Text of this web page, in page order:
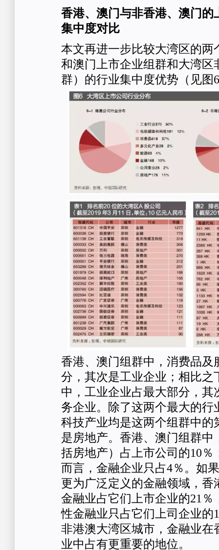
香港、澳门与非香港、澳门的
集中度对比
本文再进一步比较大湾区的两
和澳门上市企业组群和大湾区
群）的行业集中度优势（见图
香港、澳门组群中，消费品及
分，其次是工业企业；相比之
中，工业企业占最大部分，其
务企业。除了这两个最大的行
科技产业均是这两个组群中的
是房地产。香港、澳门组群中
括房地产）占上市公司的10％
而言，金融企业只占4％。如
更为广泛定义的金融领域，香
金融业占它们上市企业的21％
性金融业只占它们上司企业的
非港澳大湾区城市，金融业在
业中占有更重要的地位。